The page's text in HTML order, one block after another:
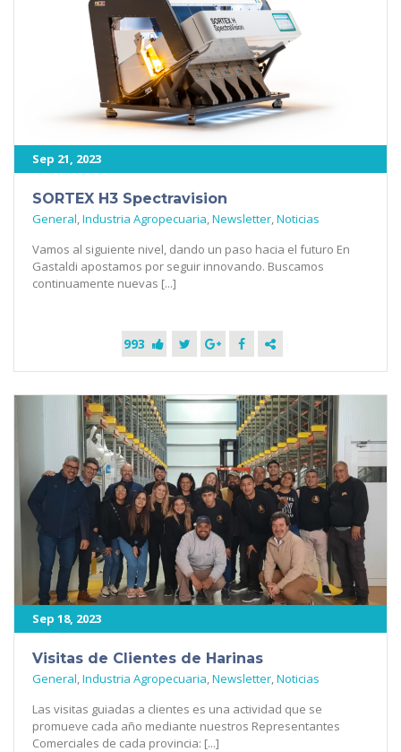
Sep 21, 2023
SORTEX H3 Spectravision
General,Industria Agropecuaria,Newsletter,Noticias
Vamos al siguiente nivel, dando un paso hacia el futuro En
Gastaldi apostamos por seguir innovando. Buscamos
continuamente nuevas [...]
993
Sep 18, 2023
Visitas de Clientes de Harinas
General,Industria Agropecuaria,Newsletter,Noticias
Las visitas guiadas a clientes es una actividad que se
promueve cada año mediante nuestros Representantes
Comerciales de cada provincia: [...]